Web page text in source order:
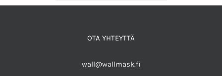
OTA YHTEYTTÄ
wall@wallmask.fi